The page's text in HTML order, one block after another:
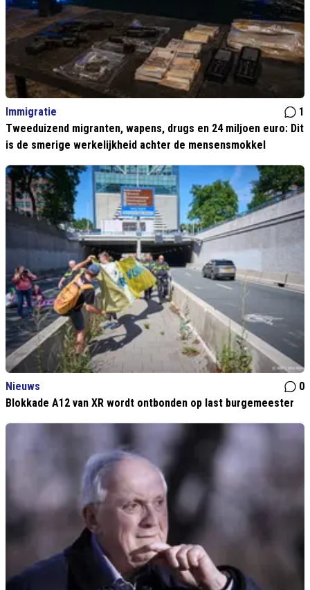
Immigratie
1
Tweeduizend migranten, wapens, drugs en 24 miljoen euro: Dit
is de smerige werkelijkheid achter de mensensmokkel
Nieuws
0
Blokkade A12 van XR wordt ontbonden op last burgemeester